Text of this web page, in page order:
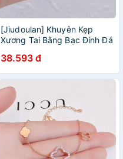
[Jiudoulan] Khuyên Kẹp
Xương Tai Bằng Bạc Đính Đá
Lánh Thời Trang Hàn
38.593 đ